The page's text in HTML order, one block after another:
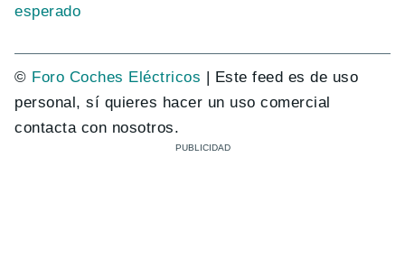
esperado
© Foro Coches Eléctricos | Este feed es de uso
personal, sí quieres hacer un uso comercial
contacta con nosotros.